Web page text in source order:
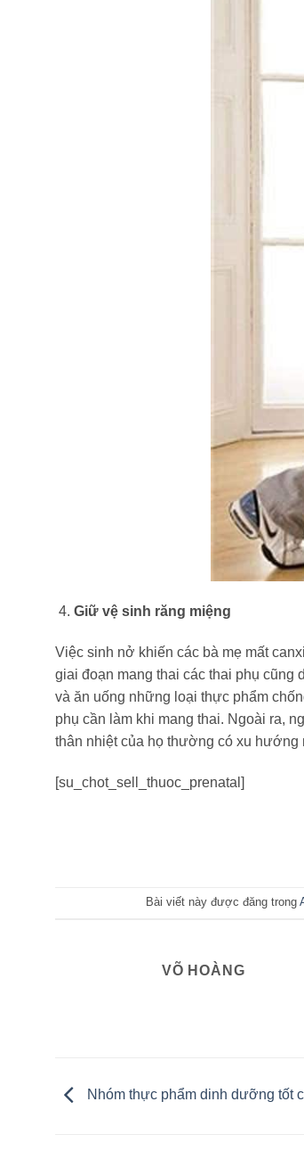
Giữ vệ sinh răng miệng
Việc sinh nở khiến các bà mẹ mất
giai đoạn mang thai các thai phụ cũng
và ăn uống những loại thực phẩm
phụ cần làm khi mang thai. Ngoài ra,
thân nhiệt của họ thường có xu hướng
[su_chot_sell_thuoc_prenatal]
Bài viết này được đăng trong
VÕ HOÀNG
Nhóm thực phẩm dinh dưỡng tốt